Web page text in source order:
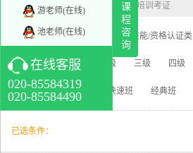
培训考证
新技能
视频课程 人力资源管理师
劳动关系
协调师
更多>>
学历教育
增值
自考/成人高考 成人高考辅导班
当前位置：南方人才职业训练中心> 培训考证
课程分类： 培训考证 > 职业技能/资格认证类
课程级别： 一级 二级 三级 四级
班级类型： 强化班 快速班 经典班
已选条件：
课
程
咨
询
游老师(在线)
池老师(在线)
在线客服
020-85584319
020-85584490